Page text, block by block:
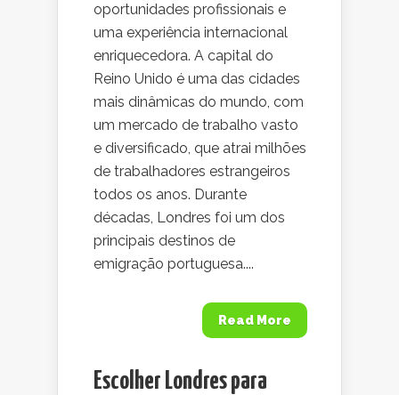
oportunidades profissionais e
uma experiência internacional
enriquecedora. A capital do
Reino Unido é uma das cidades
mais dinâmicas do mundo, com
um mercado de trabalho vasto
e diversificado, que atrai milhões
de trabalhadores estrangeiros
todos os anos. Durante
décadas, Londres foi um dos
principais destinos de
emigração portuguesa....
Read More
Escolher Londres para